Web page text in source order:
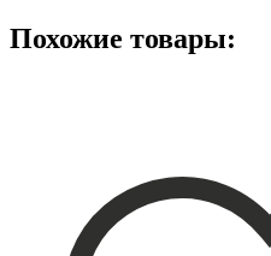
Похожие товары: